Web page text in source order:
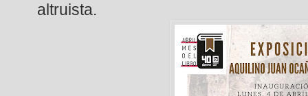
altruista.